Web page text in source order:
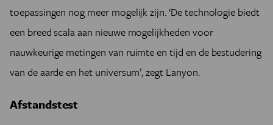
toepassingen nog meer mogelijk zijn. ‘De technologie biedt
een breed scala aan nieuwe mogelijkheden voor
nauwkeurige metingen van ruimte en tijd en de bestudering
van de aarde en het universum’, zegt Lanyon.
Afstandstest